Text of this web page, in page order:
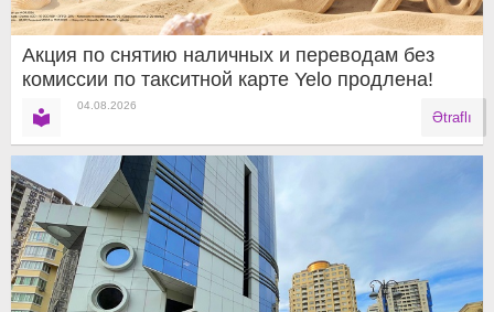
Акция по снятию наличных и переводам без
комиссии по такситной карте Yelo продлена!
04.08.2026
Ətraflı